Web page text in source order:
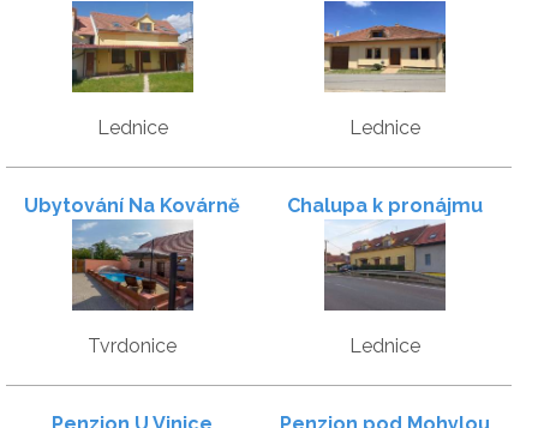
Lednice Lednice
Ubytování Na Kovárně
Tvrdonice
Chalupa k pronájmu
Lednice